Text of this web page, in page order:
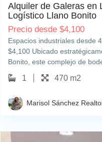
Alquiler de Galeras en
Logístico Llano Bonito
Precio desde $4,100
Espacios industriales desde
$4,100 Ubicado
Bonito, este complejo de
para empresas que
conectividad en Ciudad de
1 470 m2
Marisol Sánchez